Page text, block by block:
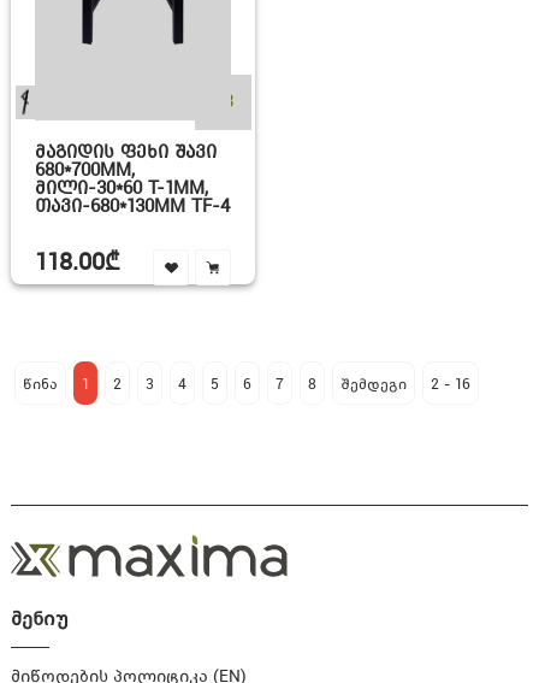
+3
ᲛᲐᲒᲘᲓᲘᲡ ᲤᲔᲮᲘ ᲨᲐᲕᲘ
680*700MM,
ᲛᲘᲚᲘ-30*60 T-1MM,
ᲗᲐᲕᲘ-680*130MM TF-4
118.00₾
წინა 1 2 3 4 5 6 7 8 შემდეგი 2 - 16
მენიუ
მიწოდების პოლიტიკა (EN)